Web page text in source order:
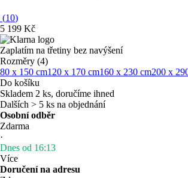
(10)
5 199 Kč
Zaplatím na třetiny bez navýšení
Rozměry (4)
80 x 150 cm120 x 170 cm160 x 230 cm200 x
Do košíku
Skladem 2 ks, doručíme ihned
Dalších > 5 ks na objednání
Osobní odběr
Zdarma
·
Dnes od 16:13
Více
Doručení na adresu